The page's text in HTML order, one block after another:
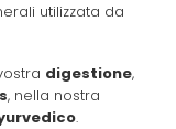
utilizzata da
digestione,
, nella nostra
.